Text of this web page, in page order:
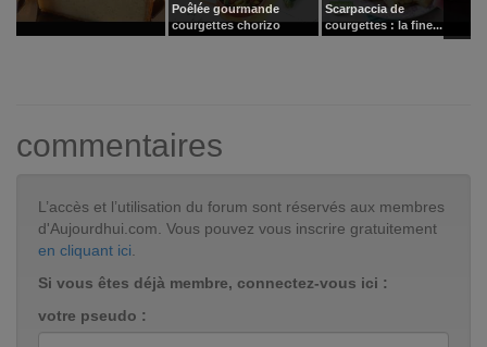
Poêlée gourmande
courgettes chorizo
Scarpaccia de
courgettes : la fine...
commentaires
L’accès et l’utilisation du forum sont réservés aux membres
d'Aujourdhui.com. Vous pouvez vous inscrire gratuitement
en cliquant ici.
Si vous êtes déjà membre, connectez-vous ici :
votre pseudo :